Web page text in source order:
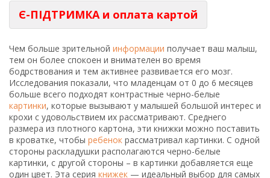
Є-ПІДТРИМКА и оплата картой
Чем больше зрительной информации получает ваш малыш,
тем он более спокоен и внимателен во время
бодрствования и тем активнее развивается его мозг.
Исследования показали, что младенцам от 0 до 6 месяцев
больше всего подходят контрастные черно-белые
картинки, которые вызывают у малышей большой интерес и
крохи с удовольствием их рассматривают. Среднего
размера из плотного картона, эти книжки можно поставить
в кроватке, чтобы ребенок рассматривал картинки. С одной
стороны раскладушки располагаются черно-белые
картинки, с другой стороны – в картинки добавляется еще
один цвет. Эта серия книжек — идеальный выбор для самых